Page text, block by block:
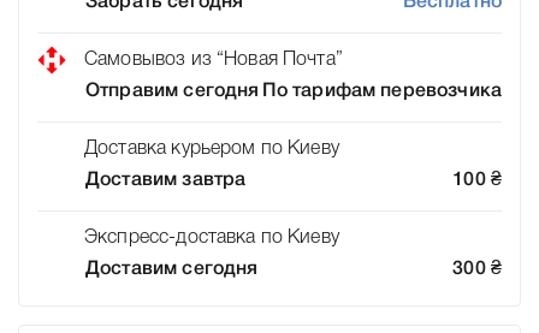
Самовывоз из “Новая Почта”
Отправим сегодня
По тарифам перевозчика
Доставка курьером по Киеву
Доставим завтра
100 ₴
Экспресс-доставка по Киеву
Доставим сегодня
300 ₴